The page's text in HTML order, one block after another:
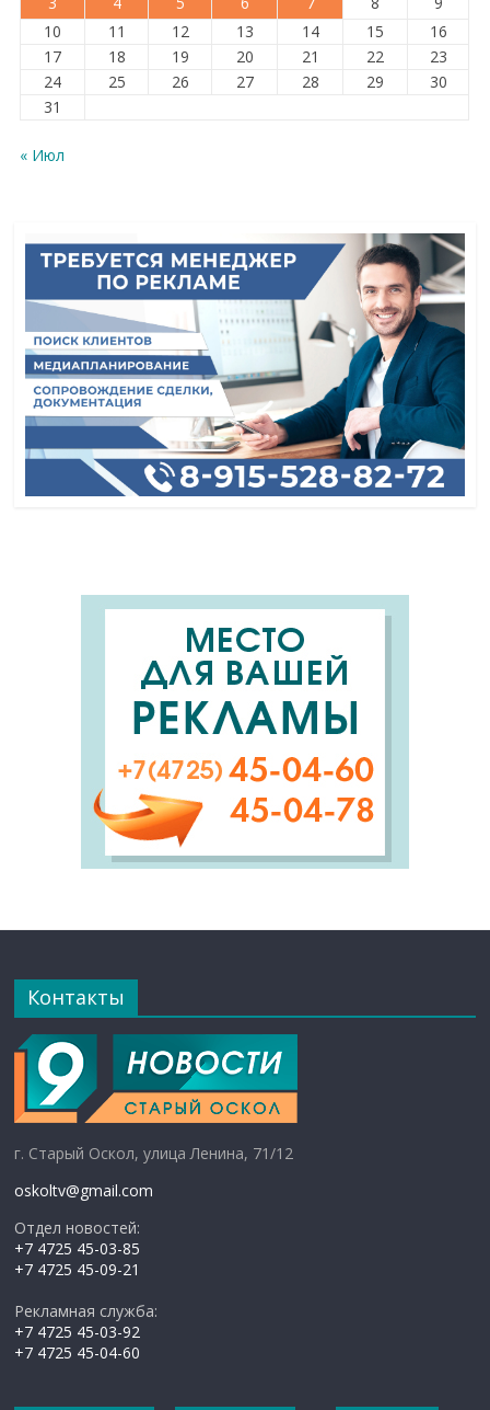
10
11 12 13 14 15
16
17
18 19 20 21 22
23
24
25 26 27 28 29
30
31
« Июл
Контакты
г. Старый Оскол, улица Ленина, 71/12
oskoltv@gmail.com
Отдел новостей:
+7 4725 45-03-85
+7 4725 45-09-21
Рекламная служба:
+7 4725 45-03-92
+7 4725 45-04-60